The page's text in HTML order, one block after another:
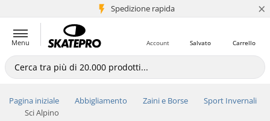
Spedizione rapida
+5 mln di clienti ×
Menu Carrello
Salvato
Account
Pagina iniziale Abbigliamento Zaini e Borse
Sport Invernali
Sci Alpino